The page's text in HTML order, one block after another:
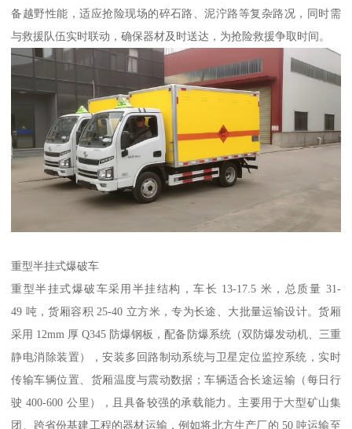
备越野性能，适应抢险现场的碎石路、泥泞路等复杂路况，同时需
与救援队伍实时联动，确保器材及时送达，为抢险救援争取时间。
重型半挂式爆破车​
重型半挂式爆破车采用半挂结构，车长 13-17.5 米，总质量 31-
49 吨，货厢容积 25-40 立方米，专为长途、大批量运输设计。货厢
采用 12mm 厚 Q345 防爆钢板，配备防爆系统（双防爆发动机、三重
静电消除装置），安装多回路制动系统与卫星定位监控系统，实时
传输车辆位置、货厢温度与震动数据；车辆适合长途运输（每日行
驶 400-600 公里），且具备较强的承载能力。主要用于大型矿山集
团、跨省份基建工程的器材运输，例如将北方生产厂的 50 吨运输至